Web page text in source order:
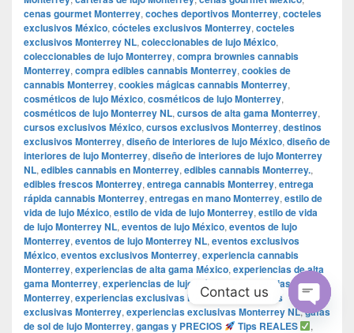
cenas gourmet Monterrey, coches deportivos Monterrey, cocteles
exclusivos México, cócteles exclusivos Monterrey, cocteles
exclusivos Monterrey NL, coleccionables de lujo México,
coleccionables de lujo Monterrey, compra brownies cannabis
Monterrey, compra edibles cannabis Monterrey, cookies de
cannabis Monterrey, cookies mágicas cannabis Monterrey,
cosméticos de lujo México, cosméticos de lujo Monterrey,
cosméticos de lujo Monterrey NL, cursos de alta gama Monterrey,
cursos exclusivos México, cursos exclusivos Monterrey, destinos
exclusivos Monterrey, diseño de interiores de lujo México, diseño de
interiores de lujo Monterrey, diseño de interiores de lujo Monterrey
NL, edibles cannabis en Monterrey, edibles cannabis Monterrey.,
edibles frescos Monterrey, entrega cannabis Monterrey, entrega
rápida cannabis Monterrey, entregas en mano Monterrey, estilo de
vida de lujo México, estilo de vida de lujo Monterrey, estilo de vida
de lujo Monterrey NL, eventos de lujo México, eventos de lujo
Monterrey, eventos de lujo Monterrey NL, eventos exclusivos
México, eventos exclusivos Monterrey, experiencia cannabis
Monterrey, experiencias de alta gama México, experiencias de alta
gama Monterrey, experiencias de lujo México
experiencias de lujo
Monterrey, experiencias exclusivas México ,experiencias
exclusivas Monterrey, experiencias exclusivas Monterrey NL,gafas
de sol de lujo Monterrey, gangas y PRECIOS Tips REALES ,
Contact us
Open